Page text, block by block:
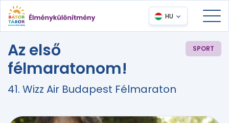
HU
Az első
félmaratonom!
SPORT
41. Wizz Air Budapest Félmaraton